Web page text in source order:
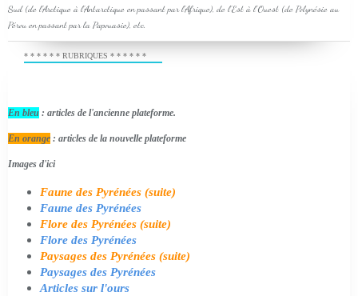
Sud (de l'Arctique à l'Antarctique en passant par l'Afrique), de l'Est à l'Ouest (de Polynésie au
Pérou en passant par la Papouasie), etc.
* * * * * * RUBRIQUES * * * * * *
En bleu : articles de l'ancienne plateforme.
En orange : articles de la nouvelle plateforme
Images d'ici
Faune des Pyrénées (suite)
Faune des Pyrénées
Flore des Pyrénées (suite)
Flore des Pyrénées
Paysages des Pyrénées (suite)
Paysages des Pyrénées
Articles sur l'ours